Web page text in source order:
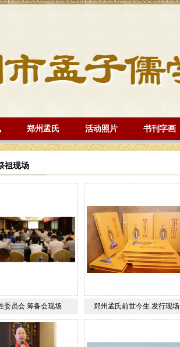
郑州孟氏 活动照片 书刊字画
祖现场
委员会 筹备会现场 郑州孟氏前世今生 发行现场